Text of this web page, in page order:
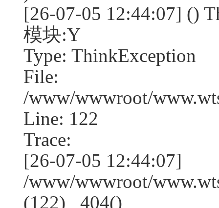
[26-07-05 12:44:07] ()
模块:Y
Type: ThinkException
File:
/www/wwwroot/
Line: 122
Trace:
[26-07-05 12:44:07]
/www/wwwroot/
(122) _404()